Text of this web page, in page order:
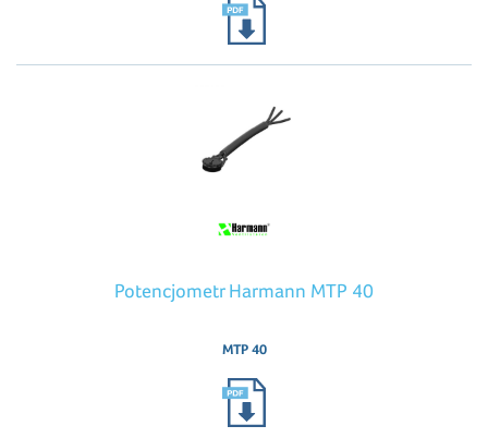
Potencjometr Harmann MTP 40
MTP 40